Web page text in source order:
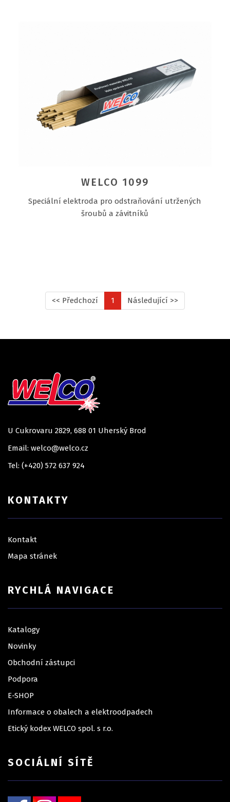
WELCO 1099
Speciální elektroda pro odstraňování utržených
šroubů a závitníků
<< Předchozí 1 Následující >>
U Cukrovaru 2829, 688 01 Uherský Brod
Email: welco@welco.cz
Tel: (+420) 572 637 924
KONTAKTY
Kontakt
Mapa stránek
RYCHLÁ NAVIGACE
Katalogy
Novinky
Obchodní zástupci
Podpora
E-SHOP
Informace o obalech a elektroodpadech
Etický kodex WELCO spol. s r.o.
SOCIÁLNÍ SÍTĚ